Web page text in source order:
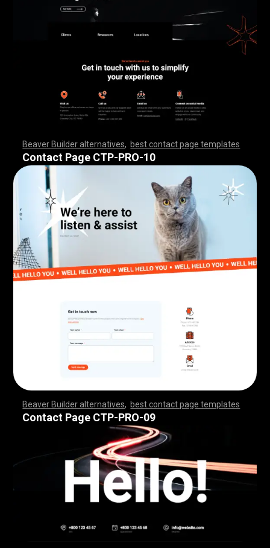
Beaver Builder alternatives best contact page templates
,,,,,,,,,,,,,,,,,,,,,,,,,,,,, ,,,,,,,,,,,,,,,,,,,,,,,,,,,,,,,,
,,,,,,,,,,,,,,,
Contact Page CTP-PRO-10
Beaver Builder alternatives ,best contact page templates
,,,,,,,,,,,,,,,,,,,,,,,,,,,,, ,,,,,,,,,,,,,,,,,,,,,,,,,,,,,,,,
,,,,,,,,,,,,,,,
Contact Page CTP-PRO-09